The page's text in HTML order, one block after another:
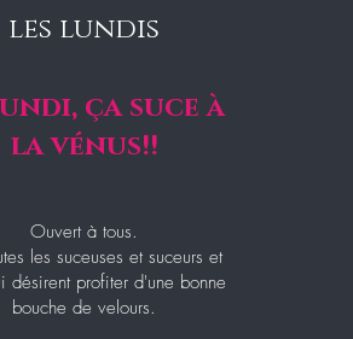
les lundis
ça suce à
la vénus!!
Ouvert à tous.
les suceuses et suceurs et
désirent profiter d'une bonne
bouche de velours.